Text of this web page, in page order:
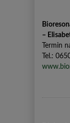
–
Termin
Tel.: